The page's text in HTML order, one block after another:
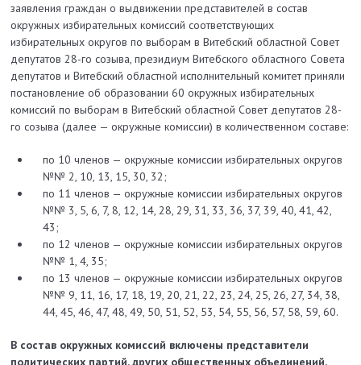
заявления граждан о выдвижении представителей в состав
окружных избирательных комиссий соответствующих
избирательных округов по выборам в Витебский областной Совет
депутатов 28-го созыва, президиум Витебского областного Совета
депутатов и Витеб­ский областной исполнительный комитет приняли
постановление об образовании 60 окружных избирательных
комиссий по выборам в Витеб­ский областной Совет депутатов 28-
го созыва (далее — окружные комиссии) в количественном составе:
по 10 членов — окружные комиссии избирательных округов
№№ 2, 10, 13, 15, 30, 32;
по 11 членов — окружные комиссии избирательных округов
№№ 3, 5, 6, 7, 8, 12, 14, 28, 29, 31, 33, 36, 37, 39, 40, 41, 42,
43;
по 12 членов — окружные комиссии избирательных округов
№№ 1, 4, 35;
по 13 членов — окружные комиссии избирательных округов
№№ 9, 11, 16, 17, 18, 19, 20, 21, 22, 23, 24, 25, 26, 27, 34, 38,
44, 45, 46, 47, 48, 49, 50, 51, 52, 53, 54, 55, 56, 57, 58, 59, 60.
В состав окружных комиссий включены представители